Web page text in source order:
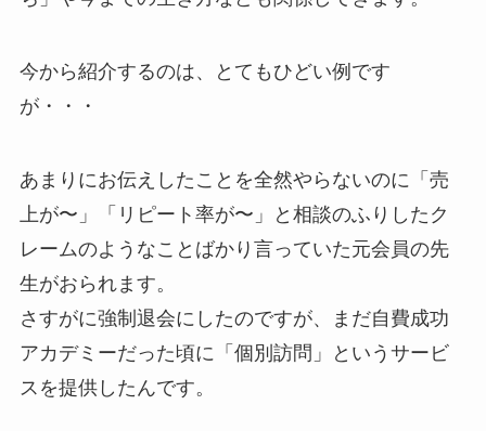
今から紹介するのは、とてもひどい例です
が・・・
あまりにお伝えしたことを全然やらないのに「売
上が〜」「リピート率が〜」と相談のふりしたク
レームのようなことばかり言っていた元会員の先
生がおられます。
さすがに強制退会にしたのですが、まだ自費成功
アカデミーだった頃に「個別訪問」というサービ
スを提供したんです。